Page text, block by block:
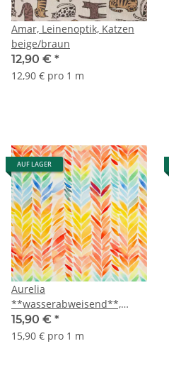
Amar, Leinenoptik, Katzen
beige/braun
12,90 € *
12,90 € pro 1 m
AUF LAGER
Aurelia
**wasserabweisend**,
Outdoor-Canvas, Blätter,
bunt/naturweiß
15,90 € *
15,90 € pro 1 m